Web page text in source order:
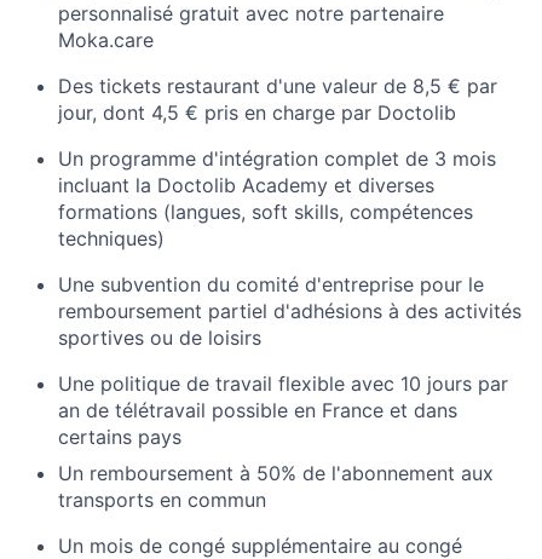
personnalisé gratuit avec notre partenaire
Moka.care
Des tickets restaurant d'une valeur de 8,5 € par
jour, dont 4,5 € pris en charge par Doctolib
Un programme d'intégration complet de 3 mois
incluant la Doctolib Academy et diverses
formations (langues, soft skills, compétences
techniques)
Une subvention du comité d'entreprise pour le
remboursement partiel d'adhésions à des activités
sportives ou de loisirs
Une politique de travail flexible avec 10 jours par
an de télétravail possible en France et dans
certains pays
Un remboursement à 50% de l'abonnement aux
transports en commun
Un mois de congé supplémentaire au congé